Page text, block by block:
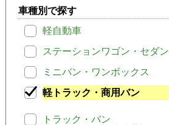
車種別で探す
軽自動車
ステーションワゴン・セダン
ミニバン・ワンボックス
軽トラック・商用バン
トラック・バン